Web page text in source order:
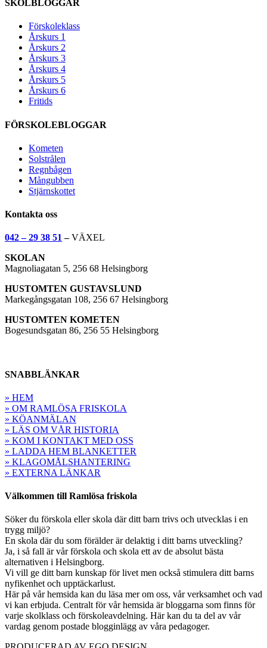
SKOLBLOGGAR
Förskoleklass
Årskurs 1
Årskurs 2
Årskurs 3
Årskurs 4
Årskurs 5
Årskurs 6
Fritids
FÖRSKOLEBLOGGAR
Kometen
Solstrålen
Regnbågen
Mångubben
Stjärnskottet
Kontakta oss
042 – 29 38 51–VÄXEL
SKOLAN
Magnoliagatan 5, 256 68 Helsingborg
HUSTOMTEN GUSTAVSLUND
Markegångsgatan 108, 256 67 Helsingborg
HUSTOMTEN KOMETEN
Bogesundsgatan 86, 256 55 Helsingborg
SNABBLÄNKAR
» HEM
» OM RAMLÖSA FRISKOLA
» KÖANMÄLAN
» LÄS OM VÅR HISTORIA
» KOM I KONTAKT MED OSS
» LADDA HEM BLANKETTER
» KLAGOMÅLSHANTERING
» EXTERNA LÄNKAR
Välkommen till Ramlösa friskola
Söker du förskola eller skola där ditt barn trivs och utvecklas i en
trygg miljö?
En skola där du som förälder är delaktig i ditt barns utveckling?
Ja, i så fall är vår förskola och skola ett av de absolut bästa
alternativen i Helsingborg.
Vi vill ge ditt barn kunskap för livet men också stimulera ditt barns
nyfikenhet och upptäckarlust.
Här på vår hemsida kan du läsa mer om oss, vår verksamhet och vad
vi kan erbjuda. Centralt för vår hemsida är bloggarna som finns för
varje skolklass och förskoleavdelning. Här kan du ta del av vår
vardag genom postade blogginlägg av våra pedagoger.